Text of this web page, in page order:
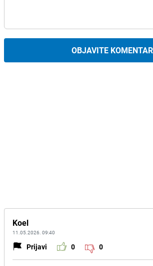
OBJAVITE KOMENTAR
Koel
11.05.2026. 09:40
Prijavi 0 0